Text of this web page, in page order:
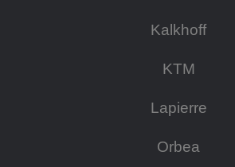
Kalkhoff
KTM
Lapierre
Orbea